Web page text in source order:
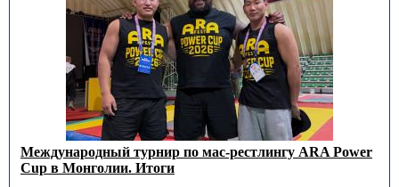
Международный турнир по мас-рестлингу ARA Power
Cup в Монголии. Итоги